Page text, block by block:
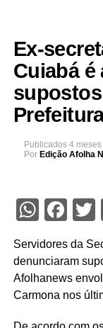
Ex-
Cuiabá
Publicados 4
Por Edição Afolha
Servidores da
denunciaram
Afolhanews
Carmona nos